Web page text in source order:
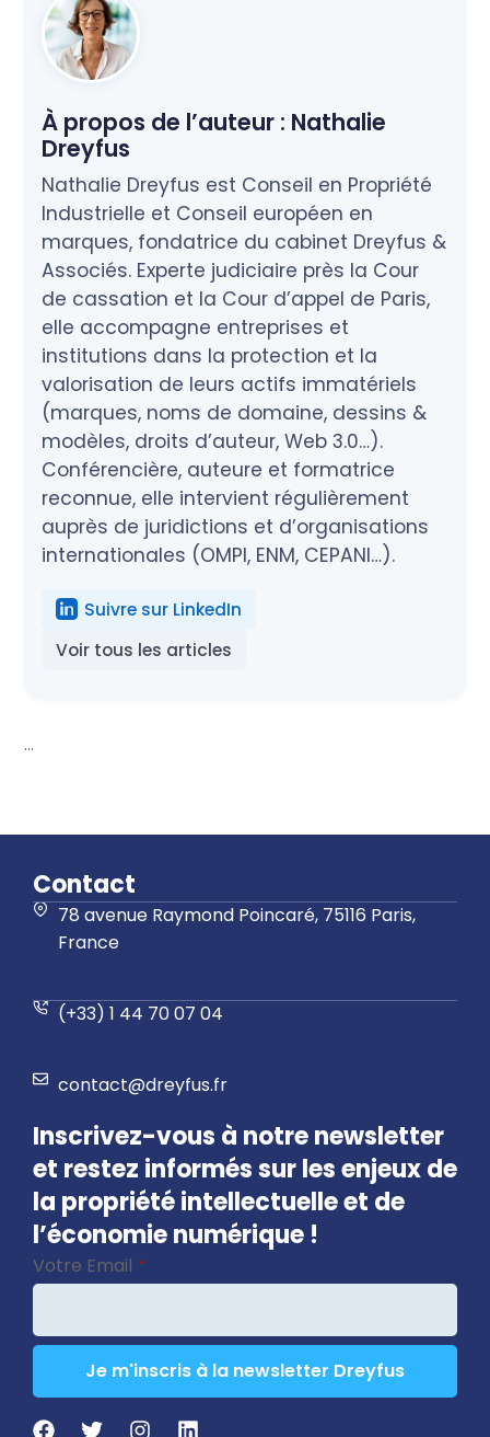
À propos de l’auteur : Nathalie
Dreyfus
Nathalie Dreyfus est Conseil en Propriété
Industrielle et Conseil européen en
marques, fondatrice du cabinet Dreyfus &
Associés. Experte judiciaire près la Cour
de cassation et la Cour d’appel de Paris,
elle accompagne entreprises et
institutions dans la protection et la
valorisation de leurs actifs immatériels
(marques, noms de domaine, dessins &
modèles, droits d’auteur, Web 3.0…).
Conférencière, auteure et formatrice
reconnue, elle intervient régulièrement
auprès de juridictions et d’organisations
internationales (OMPI, ENM, CEPANI…).
Suivre sur LinkedIn
Voir tous les articles
...
Contact
78 avenue Raymond Poincaré, 75116 Paris,
France
(+33) 1 44 70 07 04
contact@dreyfus.fr
Inscrivez-vous à notre newsletter
et restez informés sur les enjeux de
la propriété intellectuelle et de
l’économie numérique !
Votre Email *
Je m'inscris à la newsletter Dreyfus